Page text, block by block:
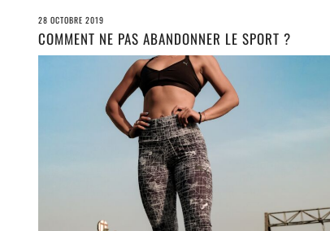
28 OCTOBRE 2019
COMMENT NE PAS ABANDONNER LE SPORT ?